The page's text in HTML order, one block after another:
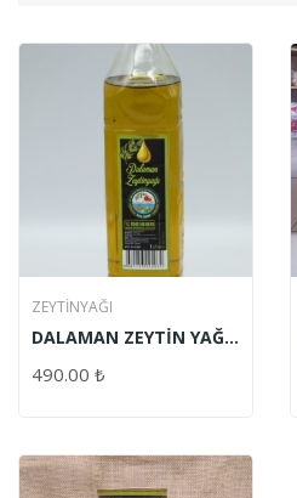
ZEYTINYAĞI
DALAMAN ZEYTİN YAĞI
490.00 ₺